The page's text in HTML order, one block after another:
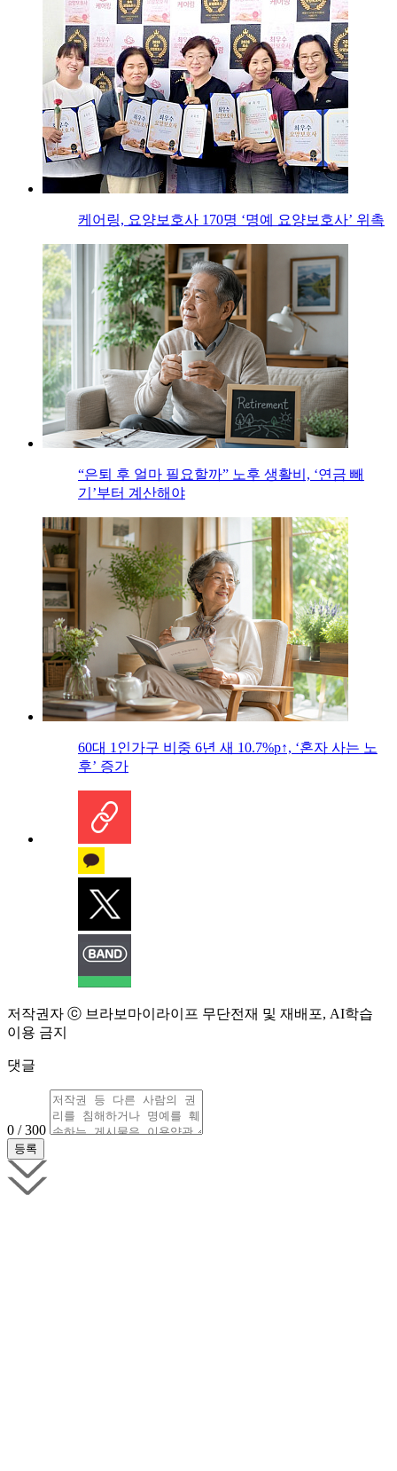
케어링, 요양보호사 170명 ‘명예 요양보호사’ 위촉
“은퇴 후 얼마 필요할까” 노후 생활비, ‘연금 빼
기’부터 계산해야
60대 1인가구 비중 6년 새 10.7%p↑, ‘혼자 사는 노
후’ 증가
저작권자 ⓒ 브라보마이라이프 무단전재 및 재배포, AI학습
이용 금지
댓글
0 / 300